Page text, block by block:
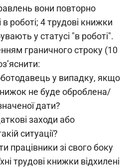
вони повторно
роботі; 4 трудові книжки
у статусі "в роботі".
граничного строку (10
у випадку, якщо
не буде оброблена/
дати?
заходи або
ситуації?
працівники зі свого боку
трудові книжки відхилені